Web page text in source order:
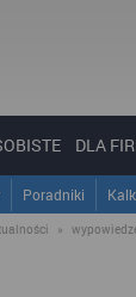
DLA
Poradniki
»